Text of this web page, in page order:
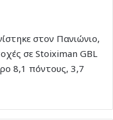
στον Πανιώνιο,
σε Stoiximan GBL
8,1 πόντους, 3,7